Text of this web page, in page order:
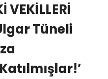
VEKİLLERİ
Tüneli